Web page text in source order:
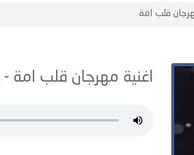
قلب امة
اغنية مهرجان قلب امة -